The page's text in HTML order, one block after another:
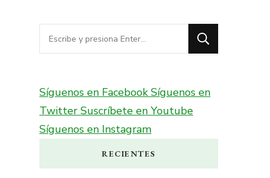
¿Buscas
algo?
Síguenos en FacebookSíguenos en
Twitter Suscríbete en Youtube
Síguenos en Instagram
RECIENTES